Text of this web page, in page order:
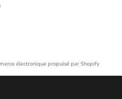
électronique propulsé par Shopify